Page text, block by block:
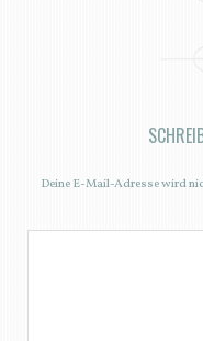
Deine E-Mail-Adresse wird